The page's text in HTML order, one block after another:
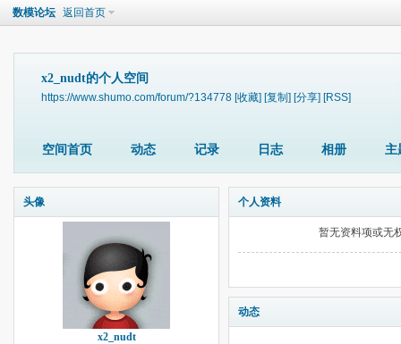
数模论坛 返回首页
x2_nudt的个人空间
https://www.shumo.com/forum/?134778 [收藏] [复制] [分享] [RSS]
空间首页 动态 记录 日志 相册 主
头像
x2_nudt
个人资料
暂无资料项或无
动态